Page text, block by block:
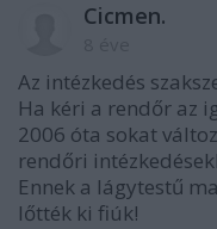
Cicmen.
Az intézkedés
Ha kéri a rendőr az
2006 óta sokat
rendőri
Ennek a lágytestű
lőtték ki fiúk!